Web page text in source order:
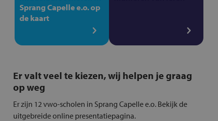
Sprang Capelle e.o. op
de kaart
Er valt veel te kiezen, wij helpen je graag
op weg
Er zijn 12 vwo-scholen in Sprang Capelle e.o. Bekijk de
uitgebreide online presentatiepagina.